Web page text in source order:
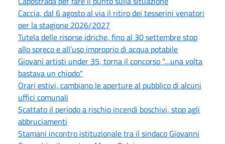
Caccia, dal 6 agosto al via il ritiro dei tesserini venatori
per la stagione 2026/2027
Tutela delle risorse idriche, fino al 30 settembre stop
allo spreco e all’uso improprio di acqua potabile
Giovani artisti under 35, torna il concorso "…una volta
bastava un chiodo"
Orari estivi, cambiano le aperture al pubblico di alcuni
uffici comunali
Scattato il periodo a rischio incendi boschivi, stop agli
abbruciamenti
Stamani incontro istituzionale tra il sindaco Giovanni